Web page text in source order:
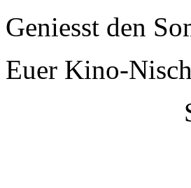
Geniesst den
Euer Kino-